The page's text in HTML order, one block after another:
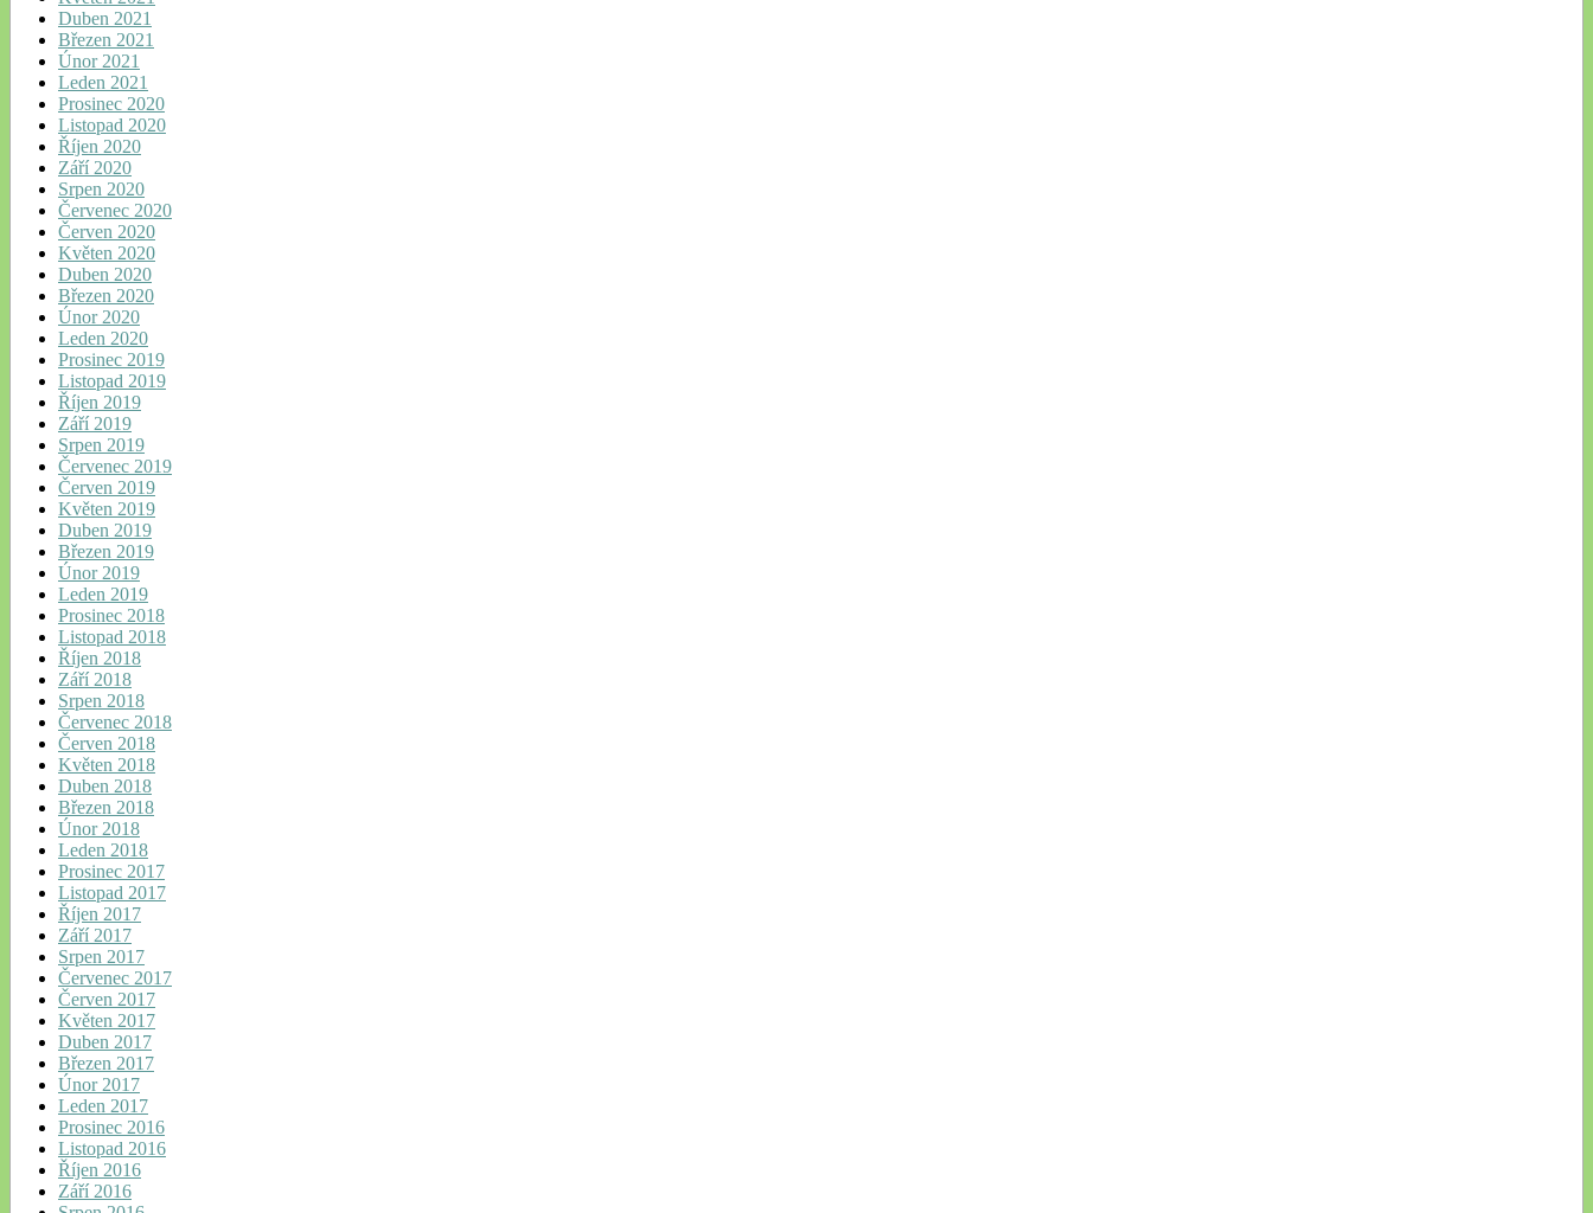
Duben 2021
Březen 2021
Únor 2021
Leden 2021
Prosinec 2020
Listopad 2020
Říjen 2020
Září 2020
Srpen 2020
Červenec 2020
Červen 2020
Květen 2020
Duben 2020
Březen 2020
Únor 2020
Leden 2020
Prosinec 2019
Listopad 2019
Říjen 2019
Září 2019
Srpen 2019
Červenec 2019
Červen 2019
Květen 2019
Duben 2019
Březen 2019
Únor 2019
Leden 2019
Prosinec 2018
Listopad 2018
Říjen 2018
Září 2018
Srpen 2018
Červenec 2018
Červen 2018
Květen 2018
Duben 2018
Březen 2018
Únor 2018
Leden 2018
Prosinec 2017
Listopad 2017
Říjen 2017
Září 2017
Srpen 2017
Červenec 2017
Červen 2017
Květen 2017
Duben 2017
Březen 2017
Únor 2017
Leden 2017
Prosinec 2016
Listopad 2016
Říjen 2016
Září 2016